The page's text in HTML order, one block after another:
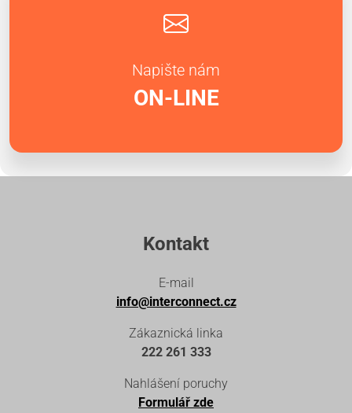
Napište nám
ON-LINE
Kontakt
E-mail
info@interconnect.cz
Zákaznická linka
222 261 333
Nahlášení poruchy
Formulář zde